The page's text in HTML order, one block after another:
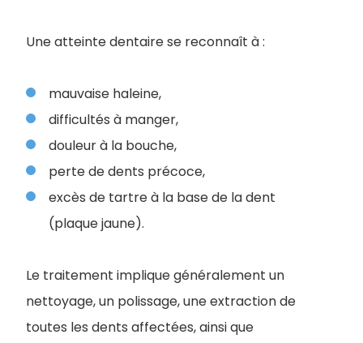
Une atteinte dentaire se reconnaît à :
mauvaise haleine,
difficultés à manger,
douleur à la bouche,
perte de dents précoce,
excès de tartre à la base de la dent
(plaque jaune).
Le traitement implique généralement un
nettoyage, un polissage, une extraction de
toutes les dents affectées, ainsi que